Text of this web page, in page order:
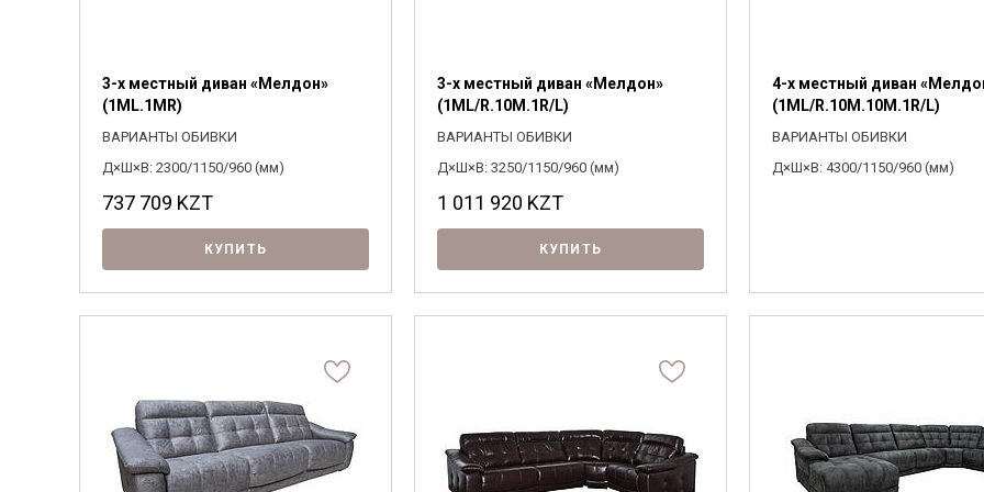
3-х местный диван «Мелдон»
(1ML.1MR)
ВАРИАНТЫ ОБИВКИ
Д×Ш×В: 2300/1150/960 (мм)
737 709 KZT
КУПИТЬ
3-х местный диван «Мелдон»
(1ML/R.10M.1R/L)
ВАРИАНТЫ ОБИВКИ
Д×Ш×В: 3250/1150/960 (мм)
1 011 920 KZT
КУПИТЬ
4-х местный диван
(1ML/R.10M.10M.1R/L)
ВАРИАНТЫ ОБИВКИ
Д×Ш×В: 4300/1150/960 (мм)